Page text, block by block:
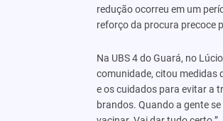
redução ocorreu em um
reforço da procura precoce
Na UBS 4 do Guará, no
comunidade, citou medidas
e os cuidados para evitar a
brandos. Quando a gente